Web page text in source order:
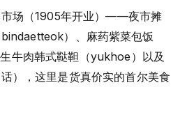
市场（1905年开业）——夜市摊
）、麻药紫菜包饭
牛肉韩式鞑靼（yukhoe）以及
），这里是货真价实的首尔美食